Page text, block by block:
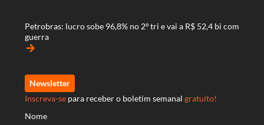
Petrobras: lucro sobe 96,8% no 2º tri e vai a R$ 52,4 bi com
guerra
arrow_forward
Newsletter
Inscreva-se para receber o boletim semanal gratuito!
Nome